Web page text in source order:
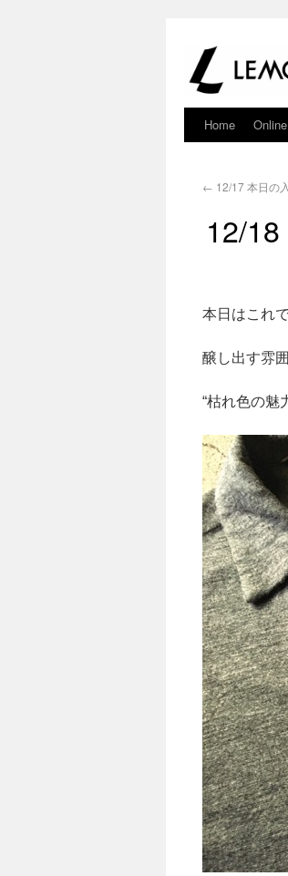
Home Online
← 12/17 本日の
12/
本日はこれ
醸し出す雰
“枯れ色の魅